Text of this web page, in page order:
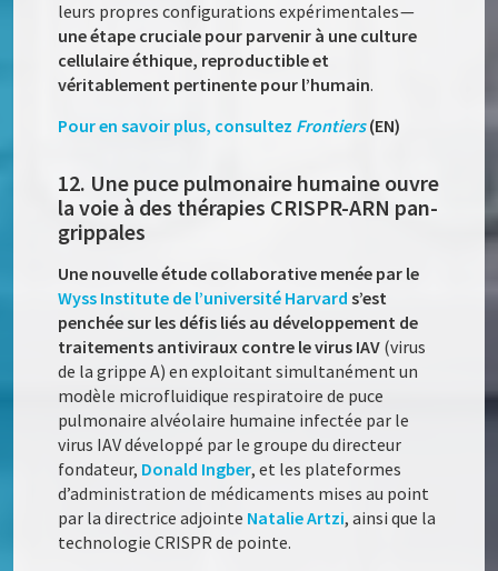
leurs propres configurations expérimentales —
une étape cruciale pour parvenir à une culture
cellulaire éthique, reproductible et
véritablement pertinente pour l’humain.
Pour en savoir plus, consultez Frontiers(EN)
12. Une puce pulmonaire humaine ouvre
la voie à des thérapies CRISPR-ARN pan-
grippales
Une nouvelle étude collaborative menée par le
Wyss Institute de l’université Harvard s’est
penchée sur les défis liés au développement de
traitements antiviraux contre le virus IAV (virus
de la grippe A) en exploitant simultanément un
modèle microfluidique respiratoire de puce
pulmonaire alvéolaire humaine infectée par le
virus IAV développé par le groupe du directeur
fondateur, Donald Ingber, et les plateformes
d’administration de médicaments mises au point
par la directrice adjointe Natalie Artzi, ainsi que la
technologie CRISPR de pointe.